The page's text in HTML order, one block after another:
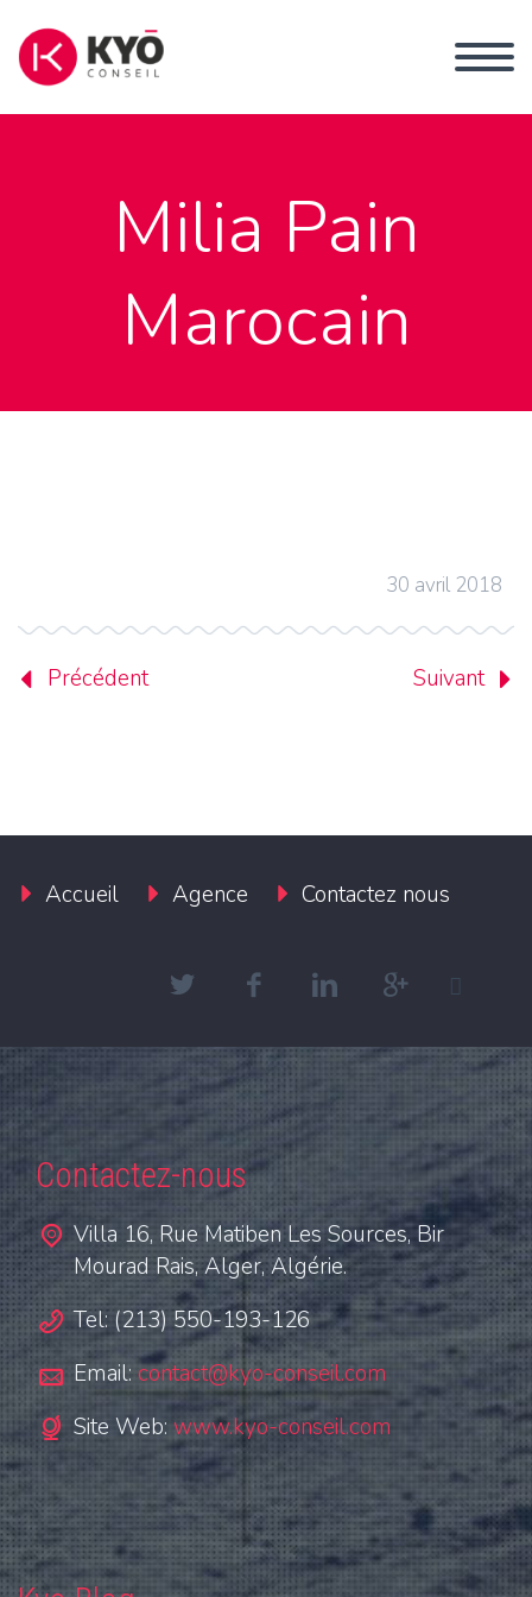
Milia Pain
Marocain
30 avril 2018
Précédent Suivant
Accueil Agence Contactez nous
Contactez-nous
Villa 16, Rue Matiben Les Sources, Bir
Mourad Rais, Alger, Algérie.
Tel: (213) 550-193-126
Email: contact@kyo-conseil.com
Site Web:www.kyo-conseil.com